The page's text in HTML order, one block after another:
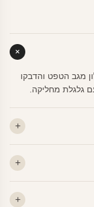
מגב הטפט והדבקו
גלגלת מחליקה.